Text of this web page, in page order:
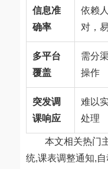
信息准
确率
依赖
对，
多平台
覆盖
需分
操作
突发调
课响应
难以
处理
本文相关热门
统,课表调整通知,